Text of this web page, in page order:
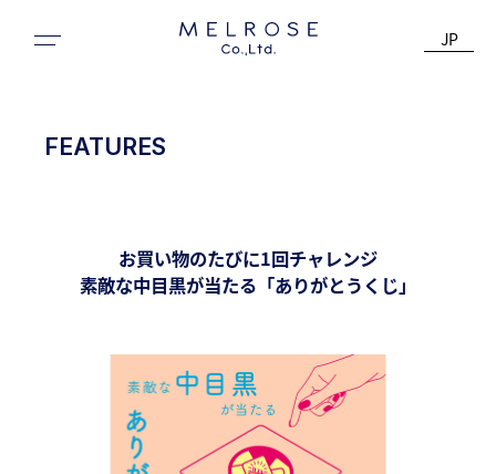
JP
FEATURES
お買い物のたびに1回チャレンジ
素敵な中目黒が当たる「ありがとうくじ」